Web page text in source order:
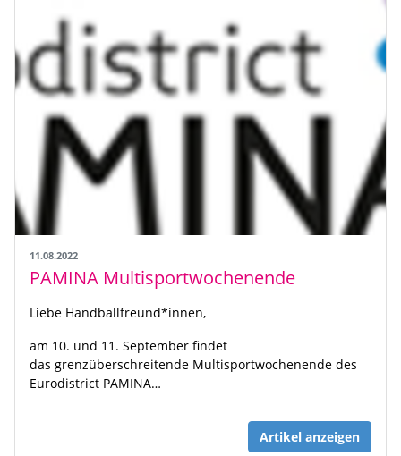
11.08.2022
PAMINA Multisportwochenende
Liebe Handballfreund*innen,
am 10. und 11. September findet
das grenzüberschreitende Multisportwochenende des
Eurodistrict PAMINA…
Artikel anzeigen